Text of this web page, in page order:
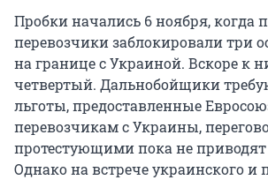
Пробки начались 6 ноября, когда
перевозчики заблокировали три
на границе с Украиной. Вскоре к
четвертый. Дальнобойщики
льготы, предоставленные
перевозчикам с Украины,
протестующими пока не приводят
Однако на встрече украинского и